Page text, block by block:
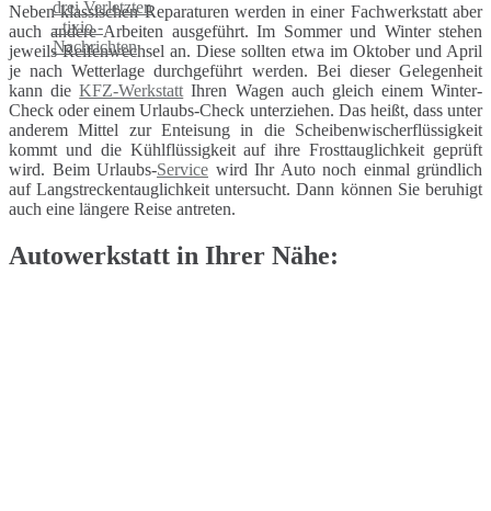
Neben klassischen Reparaturen werden in einer Fachwerkstatt aber
auch andere Arbeiten ausgeführt. Im Sommer und Winter stehen
jeweils Reifenwechsel an. Diese sollten etwa im Oktober und April
je nach Wetterlage durchgeführt werden. Bei dieser Gelegenheit
kann dieKFZ-Werkstatt Ihren Wagen auch gleich einem Winter-
Check oder einem Urlaubs-Check unterziehen. Das heißt, dass unter
anderem Mittel zur Enteisung in die Scheibenwischerflüssigkeit
kommt und die Kühlflüssigkeit auf ihre Frosttauglichkeit geprüft
wird. Beim Urlaubs-Service wird Ihr Auto noch einmal gründlich
auf Langstreckentauglichkeit untersucht. Dann können Sie beruhigt
auch eine längere Reise antreten.
Autowerkstatt in Ihrer Nähe: